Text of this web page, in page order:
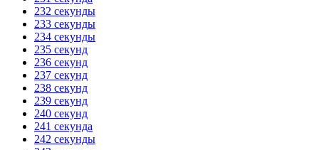
232 секунды
233 секунды
234 секунды
235 секунд
236 секунд
237 секунд
238 секунд
239 секунд
240 секунд
241 секунда
242 секунды